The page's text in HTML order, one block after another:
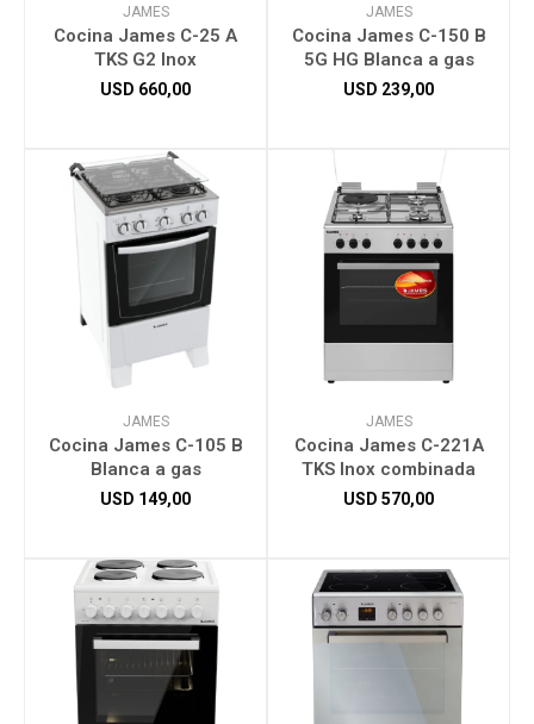
JAMES
Cocina James C-25 A
TKS G2 Inox
USD 660,00
JAMES
Cocina James C-150 B
5G HG Blanca a gas
USD 239,00
JAMES
Cocina James C-105 B
Blanca a gas
USD 149,00
JAMES
Cocina James C-221A
TKS Inox combinada
USD 570,00